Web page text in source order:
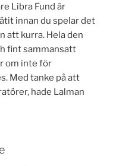
Libra Fund är
innan du spelar det
att kurra. Hela den
fint sammansatt
om inte för
Med tanke på att
hade Lalman